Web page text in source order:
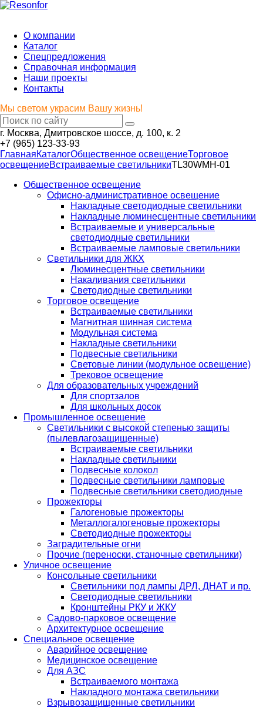
О компании
Каталог
Спецпредложения
Справочная информация
Наши проекты
Контакты
Мы светом украсим Вашу жизнь!
г. Москва, Дмитровское шоссе, д. 100, к. 2
+7 (965) 123-33-93
ГлавнаяКаталогОбщественное освещениеТорговое
освещениеВстраиваемые светильникиTL30WMH-01
Общественное освещение
Офисно-административное освещение
Накладные светодиодные светильники
Накладные люминесцентные светильники
Встраиваемые и универсальные
светодиодные светильники
Встраиваемые ламповые светильники
Светильники для ЖКХ
Люминесцентные светильники
Накаливания светильники
Светодиодные светильники
Торговое освещение
Встраиваемые светильники
Магнитная шинная система
Модульная система
Накладные светильники
Подвесные светильники
Световые линии (модульное освещение)
Трековое освещение
Для образовательных учреждений
Для спортзалов
Для школьных досок
Промышленное освещение
Светильники с высокой степенью защиты
(пылевлагозащищенные)
Встраиваемые светильники
Накладные светильники
Подвесные колокол
Подвесные светильники ламповые
Подвесные светильники светодиодные
Прожекторы
Галогеновые прожекторы
Металлогалогеновые прожекторы
Светодиодные прожекторы
Заградительные огни
Прочие (переноски, станочные светильники)
Уличное освещение
Консольные светильники
Cветильники под лампы ДРЛ, ДНАТ и пр.
Cветодиодные светильники
Кронштейны РКУ и ЖКУ
Садово-парковое освещение
Архитектурное освещение
Специальное освещение
Аварийное освещение
Медицинское освещение
Для АЗС
Встраиваемого монтажа
Накладного монтажа светильники
Взрывозащищенные светильники